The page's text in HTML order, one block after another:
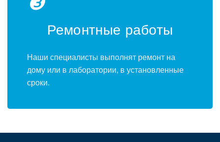
Ремонтные работы
Наши специалисты выполнят ремонт на
дому или в лаборатории, в установленные
сроки.